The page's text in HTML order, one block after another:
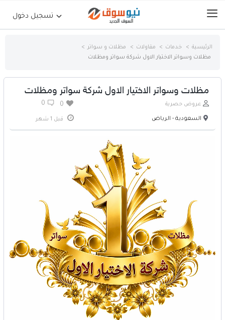
تسجيل دخول
حراج السيارات
جوالات أجهزة لوحية
أثاث وديكورات
خدمات
المدونة
اتفاقية الاستخدام
الرئيسية خدمات مقاولات
مظلات و سواتر
مظلات وسواتر الاختيار الاول شركة سواتر ومظلات
مظلات وسواتر الاختيار الاول شركة سواتر ومظلات
عروض حصرية 0 0
قبل 1 شهر